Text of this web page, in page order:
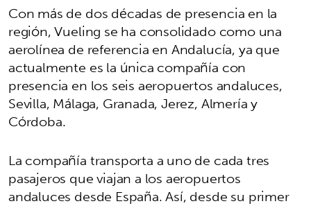
Con más de dos décadas de presencia en la
región, Vueling se ha consolidado como una
aerolínea de referencia en Andalucía, ya que
actualmente es la única compañía con
presencia en los seis aeropuertos andaluces,
Sevilla, Málaga, Granada, Jerez, Almería y
Córdoba.
La compañía transporta a uno de cada tres
pasajeros que viajan a los aeropuertos
andaluces desde España. Así, desde su primer